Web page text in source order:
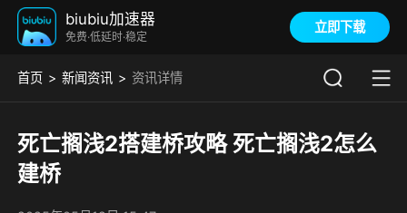
biubiu加速器
免费·低延时·稳定
立即下载
首页 新闻资讯 资讯详情
死亡搁浅2搭建桥攻略 死亡搁浅2怎么
建桥